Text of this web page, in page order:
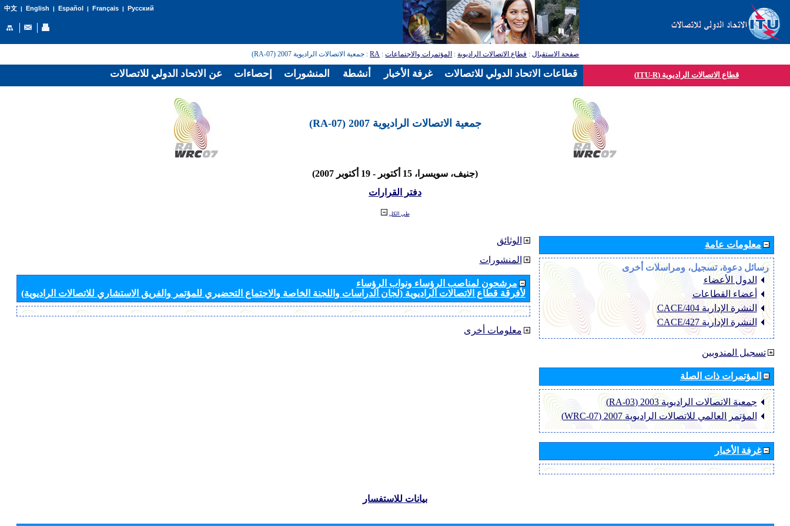
中文| English | Español | Français| Русский
صفحة الاستقبال: قطاع الاتصالات الراديوية: المؤتمرات والاجتماعات:
RA: جمعية الاتصالات الراديوية 2007 (RA-07)
قطاع الاتصالات الراديوية (ITU-R)
جمعية الاتصالات الراديوية 2007 (RA-07)
(جنيف، سويسرا، 15 أكتوبر - 19 أكتوبر 2007)
دفتر القرارات
طي الكل
الوثائق
المنشورات
مرشحون لمناصب الرؤساء ونواب الرؤساء
لأفرقة قطاع الاتصالات الراديوية (لجان الدراسات واللجنة الخاصة والاجتماع التحضيري للمؤتمر والفريق الاستشاري للاتصالات الراديوية)
معلومات أخرى
معلومات عامة
رسائل دعوة، تسجيل، ومراسلات أخرى
الدول الأعضاء
أعضاء القطاعات
النشرة الإدارية CACE/404
النشرة الإدارية CACE/427
تسجيل المندوبين
المؤتمرات ذات الصلة
جمعية الاتصالات الراديوية 2003 (RA-03)
المؤتمر العالمي للاتصالات الراديوية 2007 (WRC-07)
غرفة الأخبار
بيانات للاستفسار
عن الاتحاد الدولي للاتصالات إحصاءات المنشورات أنشطة غرفة الأخبار قطاعات الاتحاد الدولي للاتصالات